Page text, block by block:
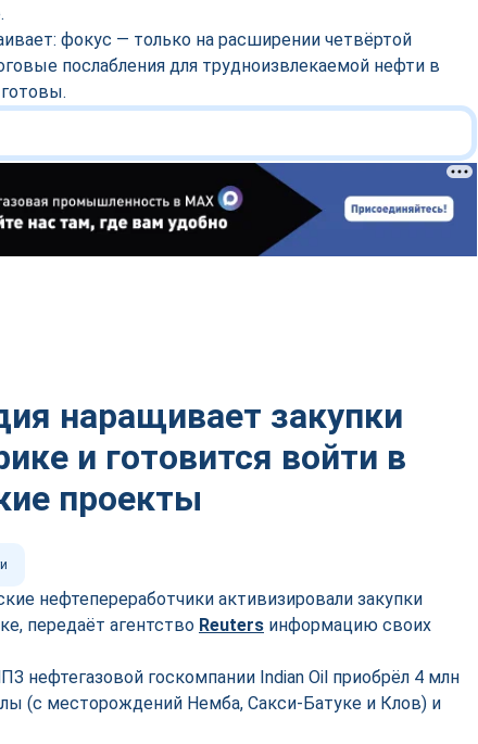
фокус — только на расширении четвёртой
послабления для трудноизвлекаемой нефти в
наращивает закупки
и готовится войти в
проекты
нефтепереработчики активизировали закупки
передаёт агентство Reuters информацию своих
нефтегазовой госкомпании Indian Oil приобрёл 4 млн
(с месторождений Немба, Сакси-Батуке и Клов) и